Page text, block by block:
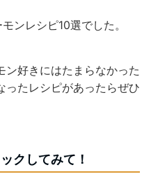
ンレシピ10選でした。
ン好きにはたまらなかった
ったレシピがあったらぜひ
クしてみて！